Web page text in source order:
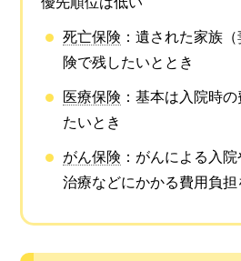
死亡保険 ：遺された家族
険で残したいととき
医療保険 ：基本は入院時
たいとき
がん保険 ：がんによる入
治療などにかかる費用負担